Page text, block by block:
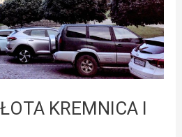
KREMNICA I